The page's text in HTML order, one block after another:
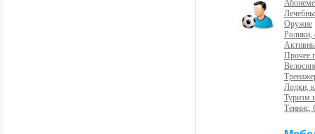
Оружие
Ролики,
Прочее
Лодки,
Туризм
Теннис,